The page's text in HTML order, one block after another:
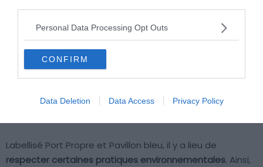
Personal Data Processing Opt Outs
CONFIRM
Data Deletion Data Access Privacy Policy
bateaux.
En saison, il estobligatoire d’appeler la capitaineriepour
vous faire guider par un agent du port jusqu’à votre bite
d’amarrage. Pour les plaisanciers naviguant sur le Lez, il
disponible avant de vous engager vers le port : faire
Labellisé Port Propre et Pavillon bleu, il y a lieu de
respecter certaines pratiques environnementales. Ainsi,